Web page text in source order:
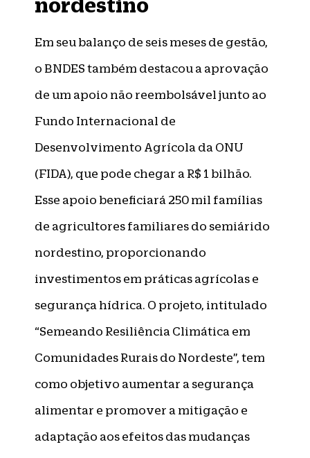
Em seu balanço de seis meses de gestão,
o BNDES também destacou a aprovação
de um apoio não reembolsável junto ao
Fundo Internacional de
Desenvolvimento Agrícola da ONU
(FIDA), que pode chegar a R$ 1 bilhão.
Esse apoio beneficiará 250 mil famílias
de agricultores familiares do semiárido
nordestino, proporcionando
investimentos em práticas agrícolas e
segurança hídrica. O projeto, intitulado
“Semeando Resiliência Climática em
Comunidades Rurais do Nordeste”, tem
como objetivo aumentar a segurança
alimentar e promover a mitigação e
adaptação aos efeitos das mudanças